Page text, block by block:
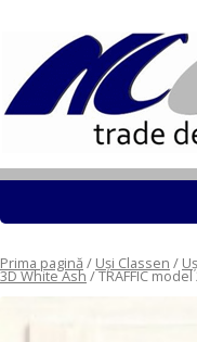
Prima pagină / Uși Classen /
3D White Ash / TRAFFIC model